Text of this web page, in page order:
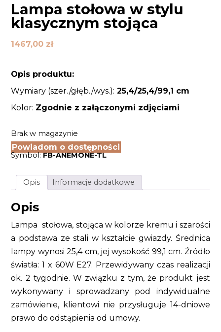
Lampa stołowa w stylu
klasycznym stojąca
1467,00 zł
Opis produktu:
Wymiary (szer./głęb./wys.): 25,4/25,4/99,1 cm
Kolor: Zgodnie z załączonymi zdjęciami
Brak w magazynie
Powiadom o dostępności
Symbol:FB-ANEMONE-TL
Opis Informacje dodatkowe
Opis
Lampa stołowa, stojąca w kolorze kremu i szarości
a podstawa ze stali w kształcie gwiazdy. Średnica
lampy wynosi 25,4 cm, jej wysokość 99,1 cm. Źródło
światła: 1 x 60W E27. Przewidywany czas realizacji
ok. 2 tygodnie. W związku z tym, że produkt jest
wykonywany i sprowadzany pod indywidualne
zamówienie, klientowi nie przysługuje 14-dniowe
prawo do odstąpienia od umowy.